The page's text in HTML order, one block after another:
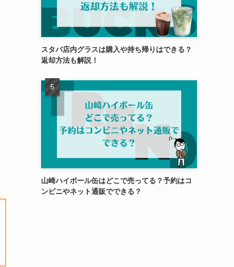
スタバ店内グラスは購入や持ち帰りはできる？
返却方法も解説！
山崎ハイボール缶はどこで売ってる？予約はコ
ンビニやネット通販でできる？